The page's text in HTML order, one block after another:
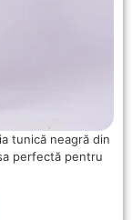
tunică neagră din
perfectă pentru